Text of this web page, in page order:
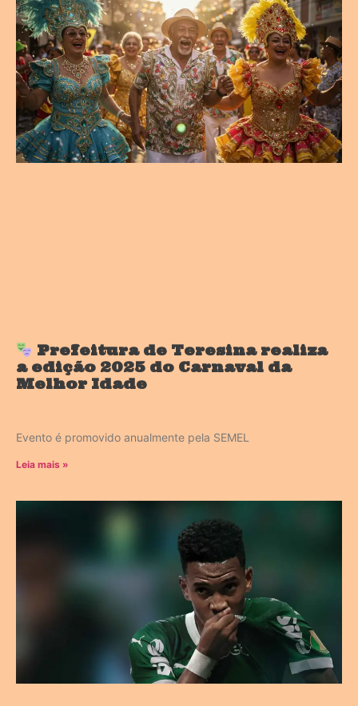
Prefeitura de Teresina realiza
a edição 2025 do Carnaval da
Melhor Idade
Evento é promovido anualmente pela SEMEL
Leia mais »